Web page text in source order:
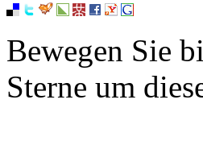
Bewegen Sie
Sterne um